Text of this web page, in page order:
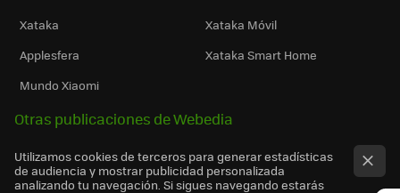
Xataka
Xataka Móvil
Applesfera
Xataka Smart Home
Mundo Xiaomi
Otras publicaciones de Webedia
Utilizamos cookies de terceros para generar estadísticas
de audiencia y mostrar publicidad personalizada
analizando tu navegación. Si sigues navegando estarás